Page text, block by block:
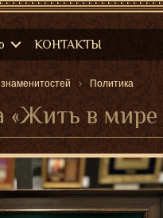
КОНТАКТЫ
Политика
«Жить в мире